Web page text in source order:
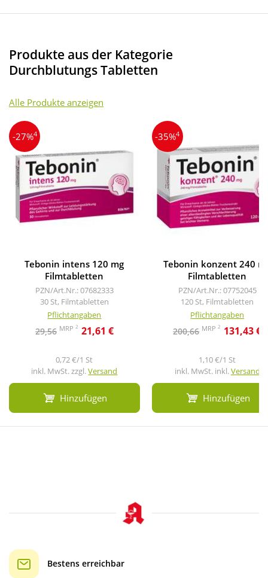
Produkte aus der Kategorie
Durchblutungs Tabletten
Alle Produkte anzeigen
-27%4
Tebonin intens 120 mg
Filmtabletten
PZN/Art.Nr.: 07682333
30 St, Filmtabletten
Pflichtangaben
29,56 MRP 2 21,61 €
0,72 €/1 St
inkl. MwSt. zzgl.Versand
Hinzufügen
-35%4
Tebonin konzent 240
Filmtabletten
PZN/Art.Nr.: 07752045
120 St, Filmtabletten
Pflichtangaben
200,66 MRP2 131,43 €
1,10 €/1 St
inkl. MwSt. inkl. Versand
Hinzufügen
Bestens erreichbar